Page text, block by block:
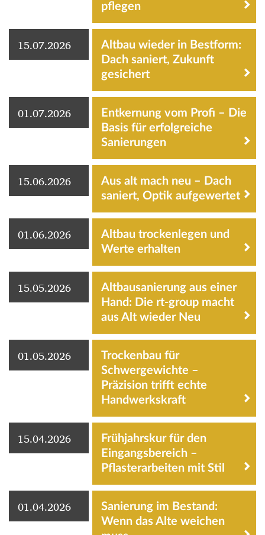
pflegen
15.07.2026
Altbau wieder in Bestform:
Dach saniert, Zukunft
gesichert
01.07.2026
Entkernung vom Profi – Die
Basis für erfolgreiche
Sanierungen
15.06.2026
Aus alt mach neu – Dach
saniert, Optik aufgewertet
01.06.2026
Altbau trockenlegen und
Werte erhalten
15.05.2026
Altbausanierung aus einer
Hand: Die rt-group macht
aus Alt wieder Neu
01.05.2026
Trockenbau für
Schwergewichte –
Präzision trifft echte
Handwerkskraft
15.04.2026
Frühjahrskur für den
Eingangsbereich –
Pflasterarbeiten mit Stil
01.04.2026
Sanierung im Bestand:
Wenn das Alte weichen